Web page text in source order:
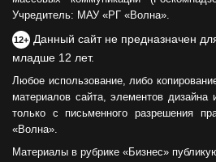
Учредитель: МАУ «РГ «Волна».
12+ Данный сайт не предназначен
младше 12 лет.
Любое использование, либо
материалов сайта, элементов дизайна
только с письменного разрешения
«Волна».
Материалы в рубрике «Бизнес»